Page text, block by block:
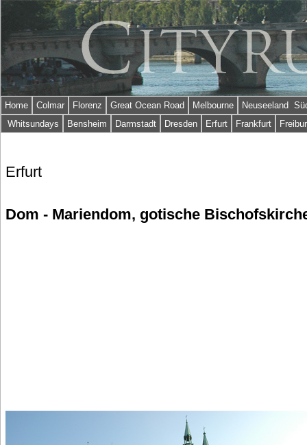
Home Colmar Florenz Great Ocean Road Melbourne
Neuseeland
Whitsundays
Bensheim Darmstadt Dresden Erfurt Frankfurt
Erfurt
Dom - Mariendom, gotische